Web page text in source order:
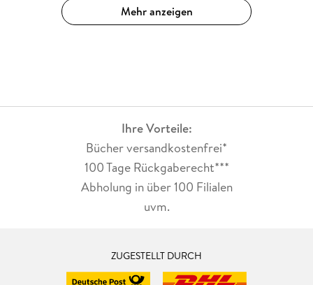
Mehr anzeigen
Ihre Vorteile:
Bücher versandkostenfrei*
100 Tage Rückgaberecht***
Abholung in über 100 Filialen
uvm.
ZUGESTELLT DURCH